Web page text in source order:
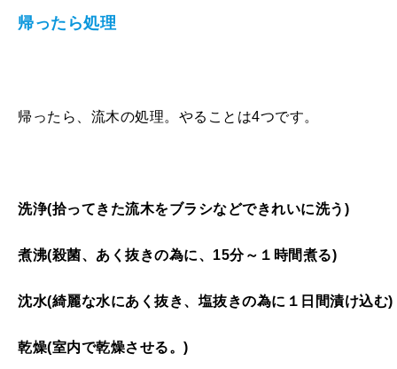
帰ったら処理
帰ったら、流木の処理。やることは4つです。
洗浄(拾ってきた流木をブラシなどできれいに洗う )
煮沸(殺菌、あく抜きの為に、 15分～１時間煮る)
沈水(綺麗な水にあく抜き、塩抜きの為に１日間漬け込む)
乾燥(室内で乾燥させる。 )